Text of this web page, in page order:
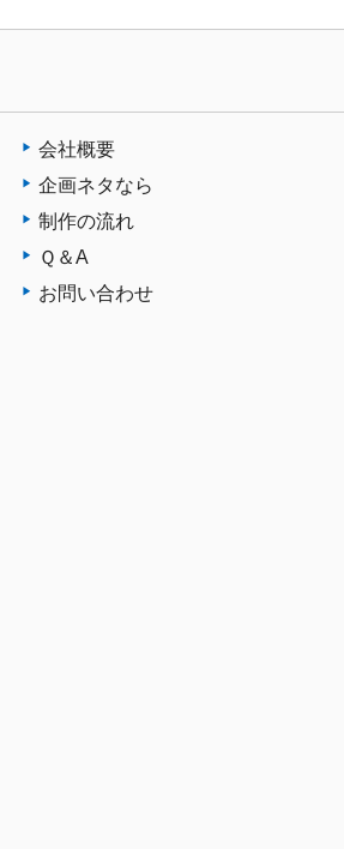
会社概要
企画ネタなら
制作の流れ
Ｑ＆A
お問い合わせ